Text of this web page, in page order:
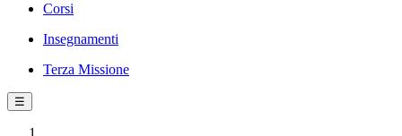
Corsi
Insegnamenti
Terza Missione
☰